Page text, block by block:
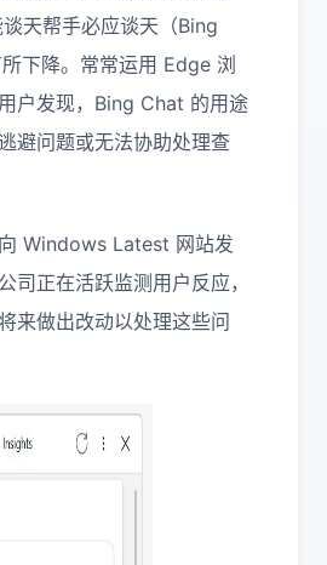
天帮手必应谈天（Bing
下降。常常运用 Edge 浏
户发现，Bing Chat 的用途
避问题或无法协助处理查
Windows Latest 网站发
司正在活跃监测用户反应，
来做出改动以处理这些问